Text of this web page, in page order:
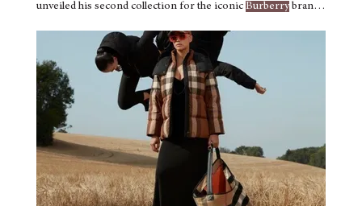
unveiled his second collection for the iconic Burberrybrand,
check pattern, a hallmark of the brand Image:
Resort 2024 Collection - Photography by Jonathan
Frantini.
Burberryis poised to impress customers with an
engaging and immersive shopping experience.